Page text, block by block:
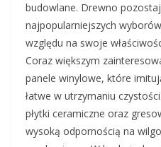
budowlane. Drewno
najpopularniejszych
względu na swoje
Coraz większym
panele winylowe, które
łatwe w utrzymaniu
płytki ceramiczne oraz
wysoką odpornością na